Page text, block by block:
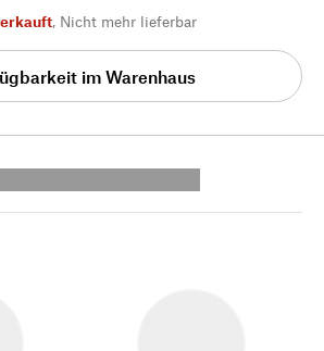
, Nicht mehr lieferbar
im Warenhaus